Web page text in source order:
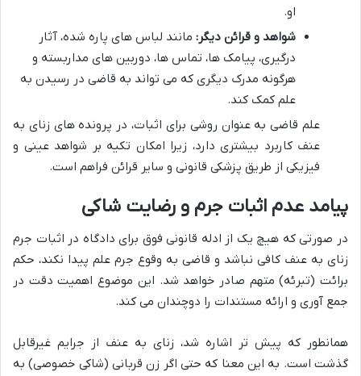
او.
شواهد و قرائن دیگر: مانند لباس های پاره شده، آثار
درگیری، پیامک ها، تماس ها، دوربین های مداربسته و
هرگونه مدرک دیگری که می تواند به قاضی در رسیدن به
علم کمک کند.
علم قاضی به عنوان روشی برای اثبات، در پرونده های زنای به
عنف کاربرد بیشتری دارد، زیرا امکان تکیه بر شواهد عینی و
فیزیکی از طریق پزشکی قانونی و سایر قرائن فراهم است.
پیامد عدم اثبات جرم و رضایت شاکی
در صورتی که هیچ یک از ادله قانونی فوق برای دادگاه در اثبات جرم
زنای به عنف کافی نباشد و قاضی به وقوع جرم علم پیدا نکند، حکم
برائت (تبرئه) متهم صادر خواهد شد. این موضوع اهمیت دقت در
جمع آوری و ارائه مستندات را دوچندان می کند.
همانطور که پیش تر اشاره شد، زنای به عنف از جرایم غیرقابل
گذشت است. به این معنا که حتی اگر زن قربانی (شاکی خصوصی) به